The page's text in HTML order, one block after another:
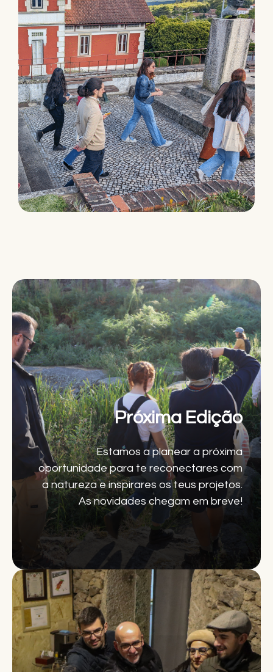
Próxima Edição
Estamos a planear a próxima
oportunidade para te reconectares com
a natureza e inspirares os teus projetos.
As novidades chegam em breve!